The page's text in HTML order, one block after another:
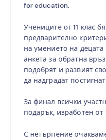
for education.
Учениците от 11 клас
предварително
на умението на децата
анкета за обратна
подобрят и развият
да надградат
За финал всички
подарък, изработен от
С нетърпение